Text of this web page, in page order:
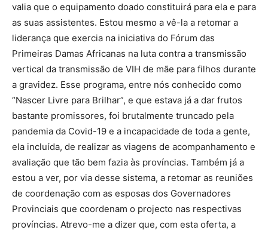
valia que o equipamento doado constituirá para ela e para
as suas assistentes. Estou mesmo a vê-la a retomar a
liderança que exercia na iniciativa do Fórum das
Primeiras Damas Africanas na luta contra a transmissão
vertical da transmissão de VIH de mãe para filhos durante
a gravidez. Esse programa, entre nós conhecido como
“Nascer Livre para Brilhar”, e que estava já a dar frutos
bastante promissores, foi brutalmente truncado pela
pandemia da Covid-19 e a incapacidade de toda a gente,
ela incluída, de realizar as viagens de acompanhamento e
avaliação que tão bem fazia às províncias. Também já a
estou a ver, por via desse sistema, a retomar as reuniões
de coordenação com as esposas dos Governadores
Provinciais que coordenam o projecto nas respectivas
províncias. Atrevo-me a dizer que, com esta oferta, a